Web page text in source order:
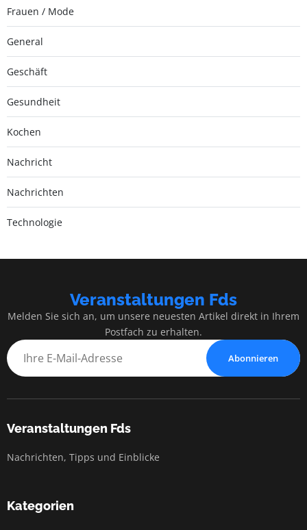
Frauen / Mode
General
Geschäft
Gesundheit
Kochen
Nachricht
Nachrichten
Technologie
Veranstaltungen Fds
Melden Sie sich an, um unsere neuesten Artikel direkt in Ihrem
Postfach zu erhalten.
Abonnieren
Veranstaltungen Fds
Nachrichten, Tipps und Einblicke
Kategorien